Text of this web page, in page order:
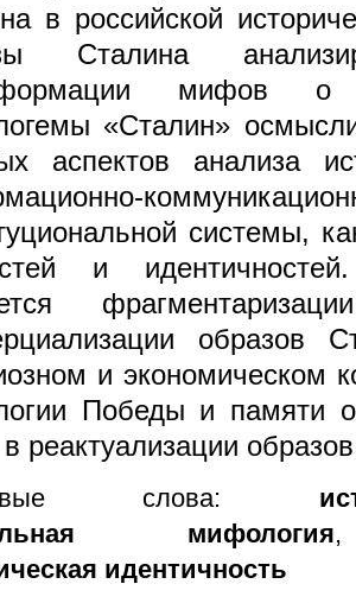
в российской
Сталина
мифов о
«Сталин»
аспектов анализа
системы,
и
образов
и экономическом
Победы и памяти о
реактуализации
слова:
мифология
идентичность